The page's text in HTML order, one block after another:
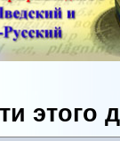
этого